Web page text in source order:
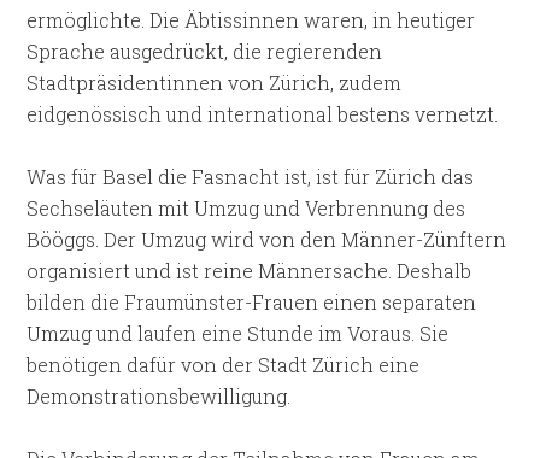
ermöglichte. Die Äbtissinnen waren, in heutiger
Sprache ausgedrückt, die regierenden
Stadtpräsidentinnen von Zürich, zudem
eidgenössisch und international bestens vernetzt.
Was für Basel die Fasnacht ist, ist für Zürich das
Sechseläuten mit Umzug und Verbrennung des
Bööggs. Der Umzug wird von den Männer-Zünftern
organisiert und ist reine Männersache. Deshalb
bilden die Fraumünster-Frauen einen separaten
Umzug und laufen eine Stunde im Voraus. Sie
benötigen dafür von der Stadt Zürich eine
Demonstrationsbewilligung.